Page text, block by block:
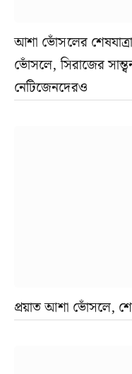
আশা ভোঁসলের
ভোঁসলে, সিরাজের
নেটিজেনদেরও
প্রয়াত আশা ভোঁসলে,